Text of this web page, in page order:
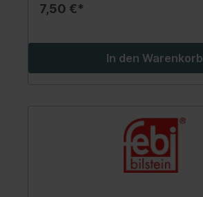
7,50 €*
In den Warenkorb